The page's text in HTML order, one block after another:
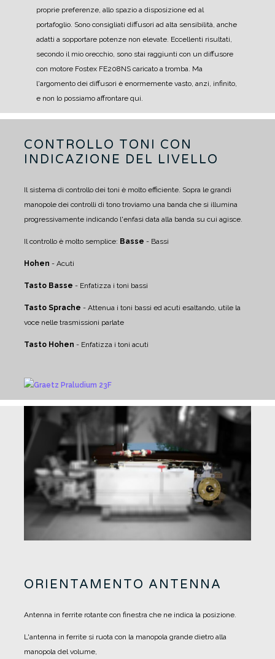
proprie preferenze, allo spazio a disposizione ed al
portafoglio. Sono consigliati diffusori ad alta sensibilità, anche
adatti a sopportare potenze non elevate. Eccellenti risultati,
secondo il mio orecchio, sono stai raggiunti con un diffusore
con motore Fostex FE208NS caricato a tromba. Ma
l'argomento dei diffusori è enormemente vasto, anzi, infinito,
e non lo possiamo affrontare qui.
CONTROLLO TONI CON
INDICAZIONE DEL LIVELLO
Il sistema di controllo dei toni è molto efficiente. Sopra le grandi
manopole dei controlli di tono troviamo una banda che si illumina
progressivamente indicando l'enfasi data alla banda su cui agisce.
Il controllo è molto semplice: Basse - Bassi
Hohen - Acuti
Tasto Basse - Enfatizza i toni bassi
Tasto Sprache - Attenua i toni bassi ed acuti esaltando, utile la
voce nelle trasmissioni parlate
Tasto Hohen - Enfatizza i toni acuti
ORIENTAMENTO ANTENNA
Antenna in ferrite rotante con finestra che ne indica la posizione.
L'antenna in ferrite si ruota con la manopola grande dietro alla
manopola del volume,